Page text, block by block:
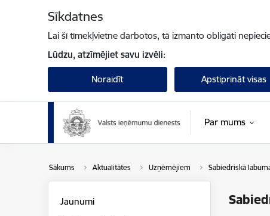
Sīkdatnes
Lai šī tīmekļvietne darbotos, tā izmanto obligāti
Lūdzu, atzīmējiet savu izvēli:
Noraidīt Apstiprināt visas
Par mums
Sākums Aktualitātes Uzņēmējiem Sabiedriskā
Jaunumi